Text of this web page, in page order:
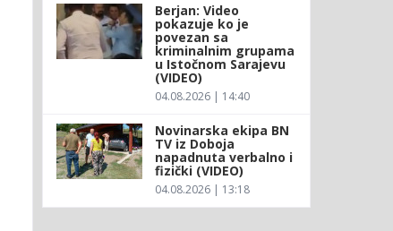
Berjan: Video
pokazuje ko je
povezan sa
kriminalnim grupama
u Istočnom Sarajevu
(VIDEO)
04.08.2026 | 14:40
Novinarska ekipa BN
TV iz Doboja
napadnuta verbalno i
fizički (VIDEO)
04.08.2026 | 13:18